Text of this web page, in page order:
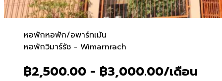
หอพักหอพัก/อพาร์ทเม้น
หอพักวิมาร์รัช -
หอพักวิมาร์รัช - Wimarnrach
฿2,500.00 - ฿3,000.00/เดือน